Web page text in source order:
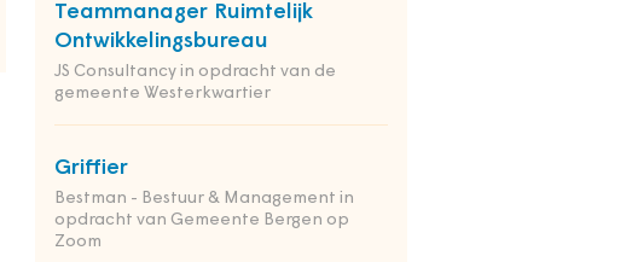
Teammanager Ruimtelijk
Ontwikkelingsbureau
JS Consultancy in opdracht van de
gemeente Westerkwartier
Griffier
Bestman - Bestuur & Management in
opdracht van Gemeente Bergen op
Zoom